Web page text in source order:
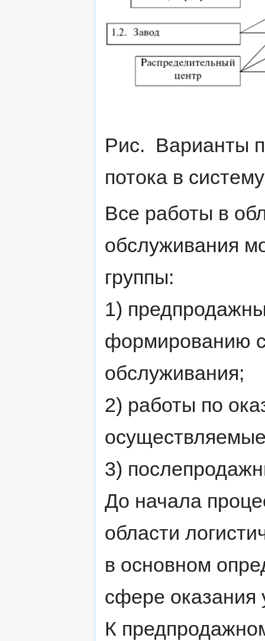
Рис. Варианты
потока в
Все работы в
обслуживания
группы:
1)
формированию
обслуживания;
2) работы по
3)
До начала
области
в основном
сфере оказания
К